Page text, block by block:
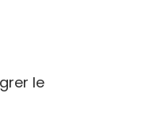
le